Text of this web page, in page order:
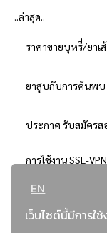
EN
เว็บไซต์นี้มีการใ
..ล่าสุด..
ราคาขายบุหรี่/ยาเ
ยาสูบกับการค้นพบ
ประกาศ รับสมัครส
การใช้งาน SSL-
..ยอดนิยม..